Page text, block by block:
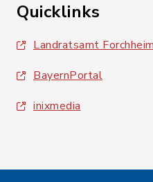
Quicklinks
Landratsamt Forchheim
BayernPortal
inixmedia